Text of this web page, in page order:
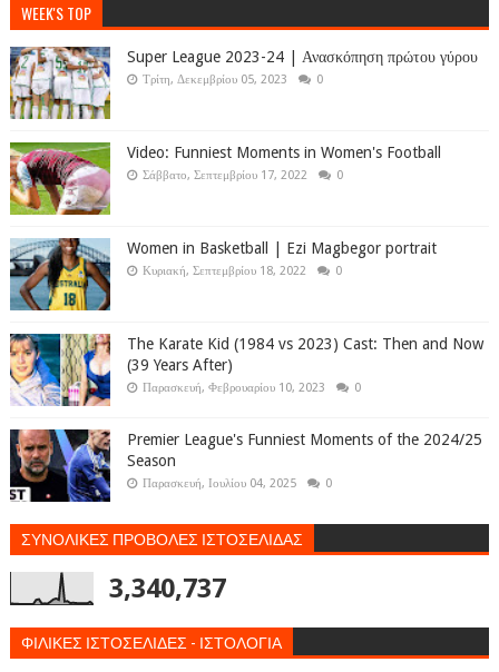
WEEK'S TOP
Super League 2023-24 | Ανασκόπηση πρώτου γύρου
Τρίτη, Δεκεμβρίου 05, 2023 0
Video: Funniest Moments in Women's Football
Σάββατο, Σεπτεμβρίου 17, 2022 0
Women in Basketball | Ezi Magbegor portrait
Κυριακή, Σεπτεμβρίου 18, 2022 0
The Karate Kid (1984 vs 2023) Cast: Then and Now
(39 Years After)
Παρασκευή, Φεβρουαρίου 10, 2023 0
Premier League's Funniest Moments of the 2024/25
Season
Παρασκευή, Ιουλίου 04, 2025 0
ΣΥΝΟΛΙΚΕΣ ΠΡΟΒΟΛΕΣ ΙΣΤΟΣΕΛΙΔΑΣ
3,340,737
ΦΙΛΙΚΕΣ ΙΣΤΟΣΕΛΙΔΕΣ - ΙΣΤΟΛΟΓΙΑ